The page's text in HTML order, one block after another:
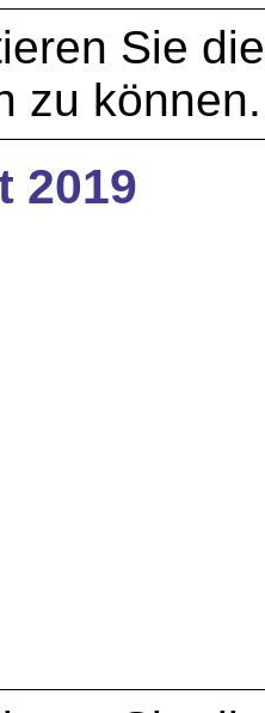
Sie
zu können.
2019